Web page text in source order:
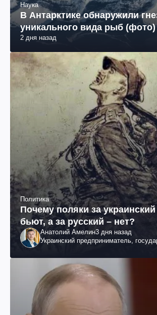
Наука
В Антарктике обнаружили
уникального вида рыб (фото)
2 дня назад
Политика
Почему поляки за
бьют, а за русский – нет?
Анатолий Амелин3 дня назад
Украинский предприниматель,